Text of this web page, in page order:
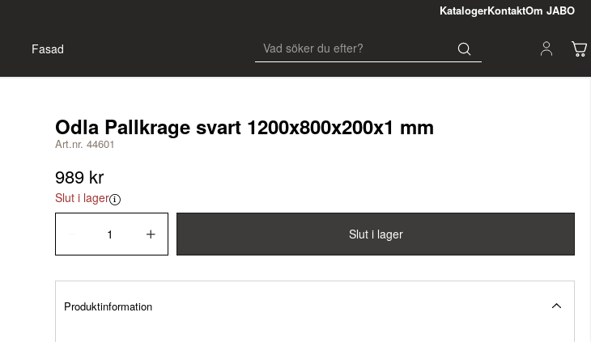
KatalogerKontaktOm JABO
Fasad
Odla Pallkrage svart 1200x800x200x1 mm
Art.nr. 44601
989 kr
Slut i lager
Slut i lager
Produktinformation